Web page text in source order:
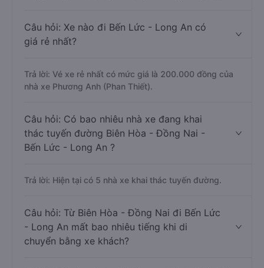
Câu hỏi: Xe nào đi Bến Lức - Long An có
giá rẻ nhất?
Trả lời: Vé xe rẻ nhất có mức giá là 200.000 đồng của
nhà xe Phương Anh (Phan Thiết).
Câu hỏi: Có bao nhiêu nhà xe đang khai
thác tuyến đường Biên Hòa - Đồng Nai -
Bến Lức - Long An ?
Trả lời: Hiện tại có 5 nhà xe khai thác tuyến đường.
Câu hỏi: Từ Biên Hòa - Đồng Nai đi Bến Lức
- Long An mất bao nhiêu tiếng khi di
chuyển bằng xe khách?